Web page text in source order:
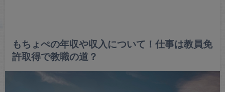
もちょぺの年収や収入について！仕事は教員免
許取得で教職の道？